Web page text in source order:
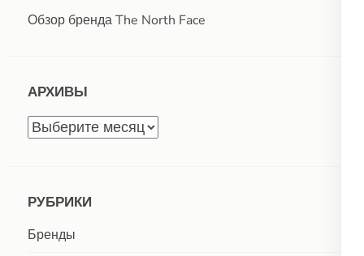
Обзор бренда The North Face
АРХИВЫ
Архивы
РУБРИКИ
Бренды